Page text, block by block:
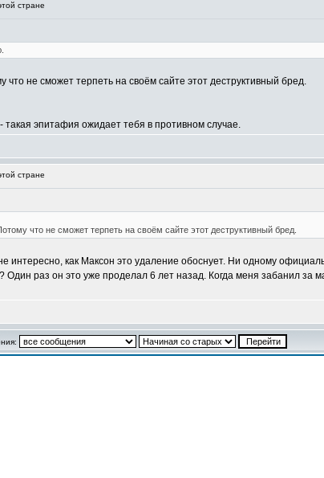
стране
не сможет терпеть на своём сайте этот деструктивный бред.
эпитафия ожидает тебя в противном случае.
стране
что не сможет терпеть на своём сайте этот деструктивный бред.
интересно, как Максон это удаление обоснует. Ни одному
раз он это уже проделал 6 лет назад. Когда меня забанил